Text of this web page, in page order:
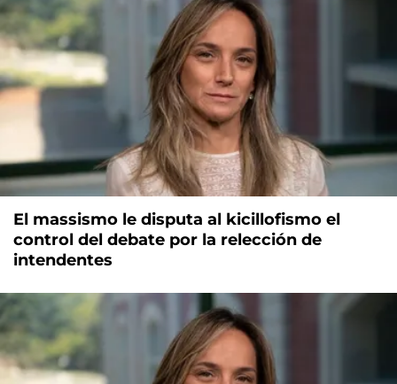
El massismo le disputa al kicillofismo el
control del debate por la relección de
intendentes